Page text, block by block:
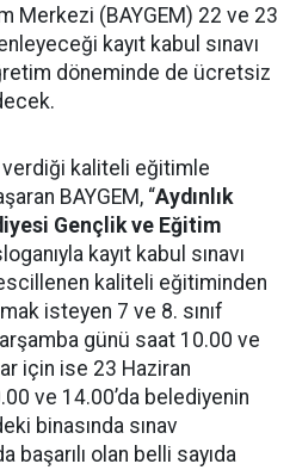
Merkezi (BAYGEM) 22 ve 23
kayıt kabul sınavı
döneminde de ücretsiz
verdiği kaliteli eğitimle
BAYGEM, “Aydınlık
Gençlik ve Eğitim
kayıt kabul sınavı
kaliteli eğitiminden
isteyen 7 ve 8. sınıf
günü saat 10.00 ve
için ise 23 Haziran
ve 14.00’da belediyenin
binasında sınav
başarılı olan belli sayıda